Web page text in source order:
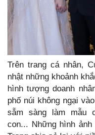
Trên trang cá nhân,
nhật những khoảnh
hình tượng doanh
phố núi không ngại
sẵm sàng làm mẫu
con... Những hình